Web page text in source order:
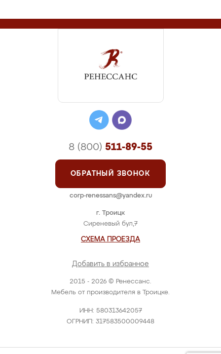
2015 - 2026 © Ренессанс.
Мебель от производителя в Троицке.
ИНН: 580313642057
ОГРНИП: 317583500009448
г. Троицк
Сиреневый бул,7
СХЕМА ПРОЕЗДА
Добавить в избранное
8 (800) 511-89-55
ОБРАТНЫЙ ЗВОНОК
corp-renessans@yandex.ru